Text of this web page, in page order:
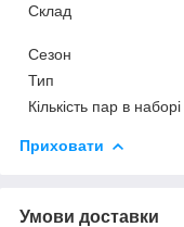
Склад
Сезон
Тип
Кількість пар в наборі
Приховати
Умови доставки